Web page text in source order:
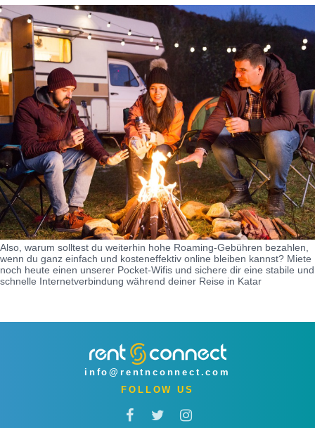
Also, warum solltest du weiterhin hohe Roaming-Gebühren bezahlen,
wenn du ganz einfach und kosteneffektiv online bleiben kannst? Miete
noch heute einen unserer Pocket-Wifis und sichere dir eine stabile und
schnelle Internetverbindung während deiner Reise in Katar
info@rentnconnect.com
FOLLOW US